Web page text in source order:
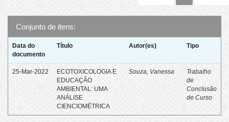
Conjunto de itens:
Data do
documento
Título Autor(es) Tipo
25-Mar-2022
ECOTOXICOLOGIA E
EDUCAÇÃO
AMBIENTAL: UMA
ANÁLISE
CIENCIOMÉTRICA
Souza, Vanessa
Trabalho
de
Conclusão
de Curso